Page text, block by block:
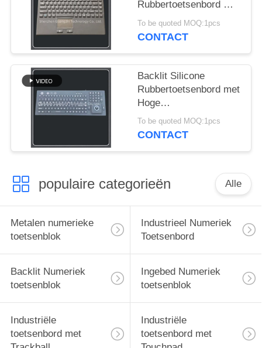
Rubbertoetsenbord met
Touchpad-
Muisintegratie
To be quoted MOQ:1pcs
CONTACT
Backlit Silicone
Rubbertoetsenbord met
Hoge
Nauwkeurigheidstrackball
Flexibele Muis
To be quoted MOQ:1pcs
CONTACT
populaire categorieën Alle
Metalen numerieke
toetsenblok
Industrieel Numeriek
Toetsenbord
Backlit Numeriek
toetsenblok
Ingebed Numeriek
toetsenblok
Industriële
toetsenbord met
Industriële
toetsenbord met